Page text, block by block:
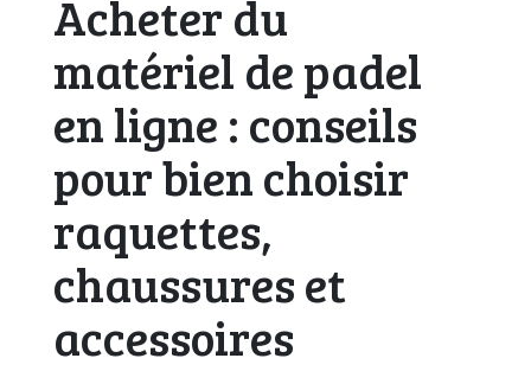
Acheter du
matériel de padel
en ligne : conseils
pour bien choisir
raquettes,
chaussures et
accessoires